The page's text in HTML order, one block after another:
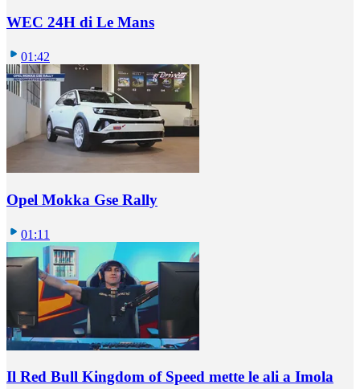
WEC 24H di Le Mans
01:42
Opel Mokka Gse Rally
01:11
Il Red Bull Kingdom of Speed mette le ali a Imola